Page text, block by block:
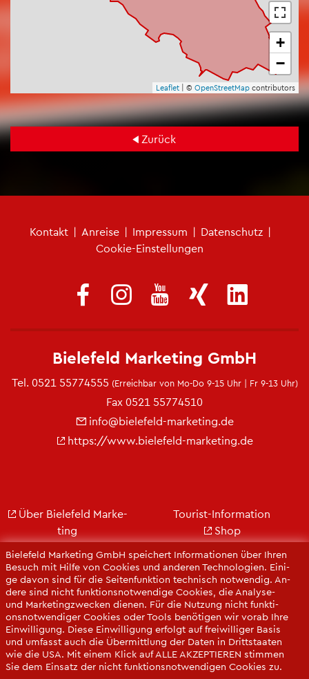
+
−
Leaf­let | © Open­Street­Map con­tri­bu­tors
Zu­rück
Kon­takt | An­rei­se | Im­pres­sum | Da­ten­schutz |
Coo­kie-Ein­stel­lun­gen
Bie­le­feld Mar­ke­ting GmbH spei­chert In­for­ma­tio­nen über Ihren
Be­such mit Hilfe von Coo­kies und an­de­ren Tech­no­lo­gi­en. Ei­ni­
ge davon sind für die Sei­ten­funk­ti­on tech­nisch not­wen­dig. An­
de­re sind nicht funk­ti­ons­not­wen­di­ge Coo­kies, die Ana­ly­se-
und Mar­ke­ting­zwe­cken die­nen. Für die Nut­zung nicht funk­ti­
ons­not­wen­di­ger Coo­kies oder Tools be­nö­ti­gen wir vorab Ihre
Ein­wil­li­gung. Diese Ein­wil­li­gung er­folgt auf frei­wil­li­ger Basis
und um­fasst auch die Über­mitt­lung der Daten in Dritt­staa­ten
wie die USA. Mit einem Klick auf ALLE AK­ZEP­TIE­REN stim­men
Sie dem Ein­satz der nicht funk­ti­ons­not­wen­di­gen Coo­kies zu.
Bie­le­feld Mar­ke­ting GmbH
Tel. 0521 55774555 (Er­reich­bar von Mo-Do 9-15 Uhr | Fr 9-13 Uhr)
Fax 0521 55774510
info@​bielefeld-​marketing.​de
https://​www.​bielefeld-​marketing.​de
Über Bie­le­feld Mar­ke­
ting
Kon­takt
Ge­schäfts­be­richt
Pres­se
Tou­rist-In­for­ma­ti­on
Shop
Bie­le­feld-Gut­schein
Web­cams